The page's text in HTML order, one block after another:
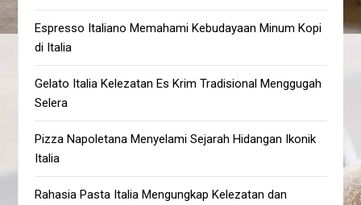
Espresso Italiano Memahami Kebudayaan Minum Kopi
di Italia
Gelato Italia Kelezatan Es Krim Tradisional Menggugah
Selera
Pizza Napoletana Menyelami Sejarah Hidangan Ikonik
Italia
Rahasia Pasta Italia Mengungkap Kelezatan dan